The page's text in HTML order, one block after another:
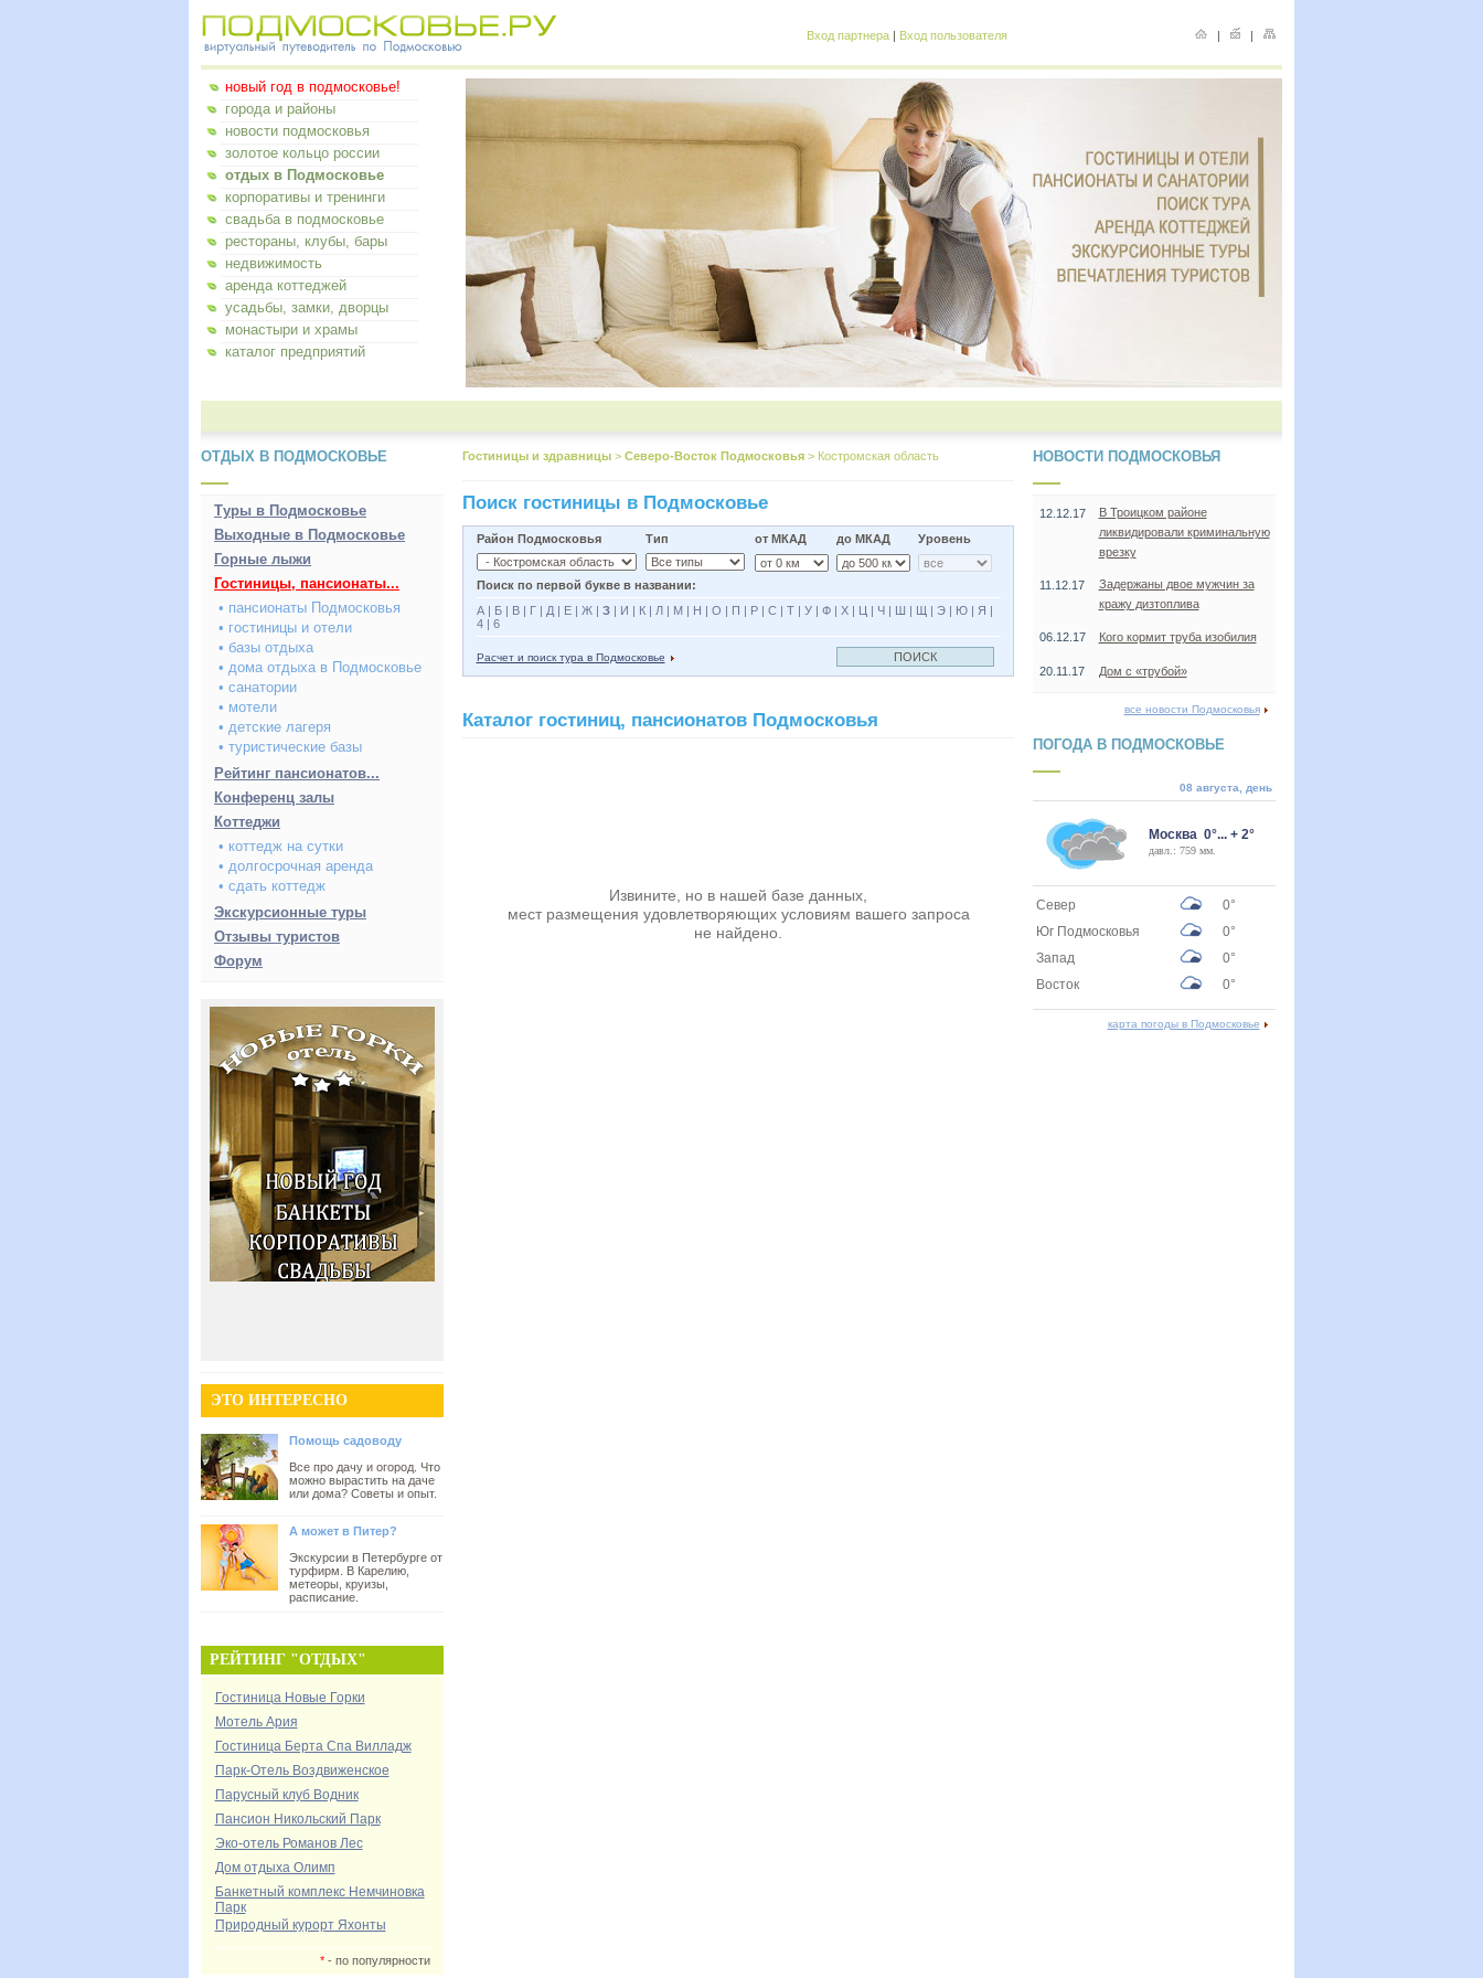
Вход партнера | Вход пользователя | |
новый год в подмосковье!
города и районы
новости подмосковья
золотое кольцо россии
отдых в Подмосковье
корпоративы и тренинги
свадьба в подмосковье
рестораны, клубы, бары
недвижимость
аренда коттеджей
усадьбы, замки, дворцы
монастыри и храмы
каталог предприятий
ОТДЫХ В ПОДМОСКОВЬЕ
Туры в Подмосковье
Выходные в Подмосковье
Горные лыжи
Гостиницы, пансионаты...
• пансионаты Подмосковья
• гостиницы и отели
• базы отдыха
• дома отдыха в Подмосковье
• санатории
• мотели
• детские лагеря
• туристические базы
Рейтинг пансионатов...
Конференц залы
Коттеджи
• коттедж на сутки
• долгосрочная аренда
• сдать коттедж
Экскурсионные туры
Отзывы туристов
Форум
ЭТО ИНТЕРЕСНО
Помощь садоводу
Все про дачу и огород. Что
можно вырастить на даче
или дома? Советы и опыт.
А может в Питер?
Экскурсии в Петербурге от
турфирм. В Карелию,
метеоры, круизы,
расписание.
РЕЙТИНГ "ОТДЫХ"
Гостиница Новые Горки
Мотель Ария
Гостиница Берта Спа Вилладж
Парк-Отель Воздвиженское
Парусный клуб Водник
Пансион Никольский Парк
Эко-отель Романов Лес
Дом отдыха Олимп
Банкетный комплекс Немчиновка
Парк
Природный курорт Яхонты
*- по популярности
Гостиницы и здравницы > Северо-Восток Подмосковья > Костромская область
Поиск гостиницы в Подмосковье
Район Подмосковья Тип от МКАД до МКАД Уровень
Поиск по первой букве в названии:
А| Б| В| Г| Д| Е| Ж| З| И | К| Л| М| Н | О | П | Р| С| Т| У| Ф| Х| Ц | Ч| Ш | Щ | Э| Ю| Я |
4| 6
Расчет и поиск тура в Подмосковье
Каталог гостиниц, пансионатов Подмосковья
Извините, но в нашей базе данных,
мест размещения удовлетворяющих условиям вашего запроса
не найдено.
НОВОСТИ ПОДМОСКОВЬЯ
12.12.17
В Троицком районе
ликвидировали криминальную
врезку
11.12.17
Задержаны двое мужчин за
кражу дизтоплива
06.12.17 Кого кормит труба изобилия
20.11.17 Дом с «трубой»
все новости Подмосковья
ПОГОДА В ПОДМОСКОВЬЕ
08 августа, день
Москва 0°... + 2°
давл.: 759 мм.
Север
0°
Юг Подмосковья
0°
Запад
0°
Восток
0°
карта погоды в Подмосковье